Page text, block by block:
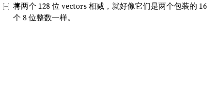
将两个 128 位 vectors 相减，就好像它们是两个包装的 16
个 8 位整数一样。